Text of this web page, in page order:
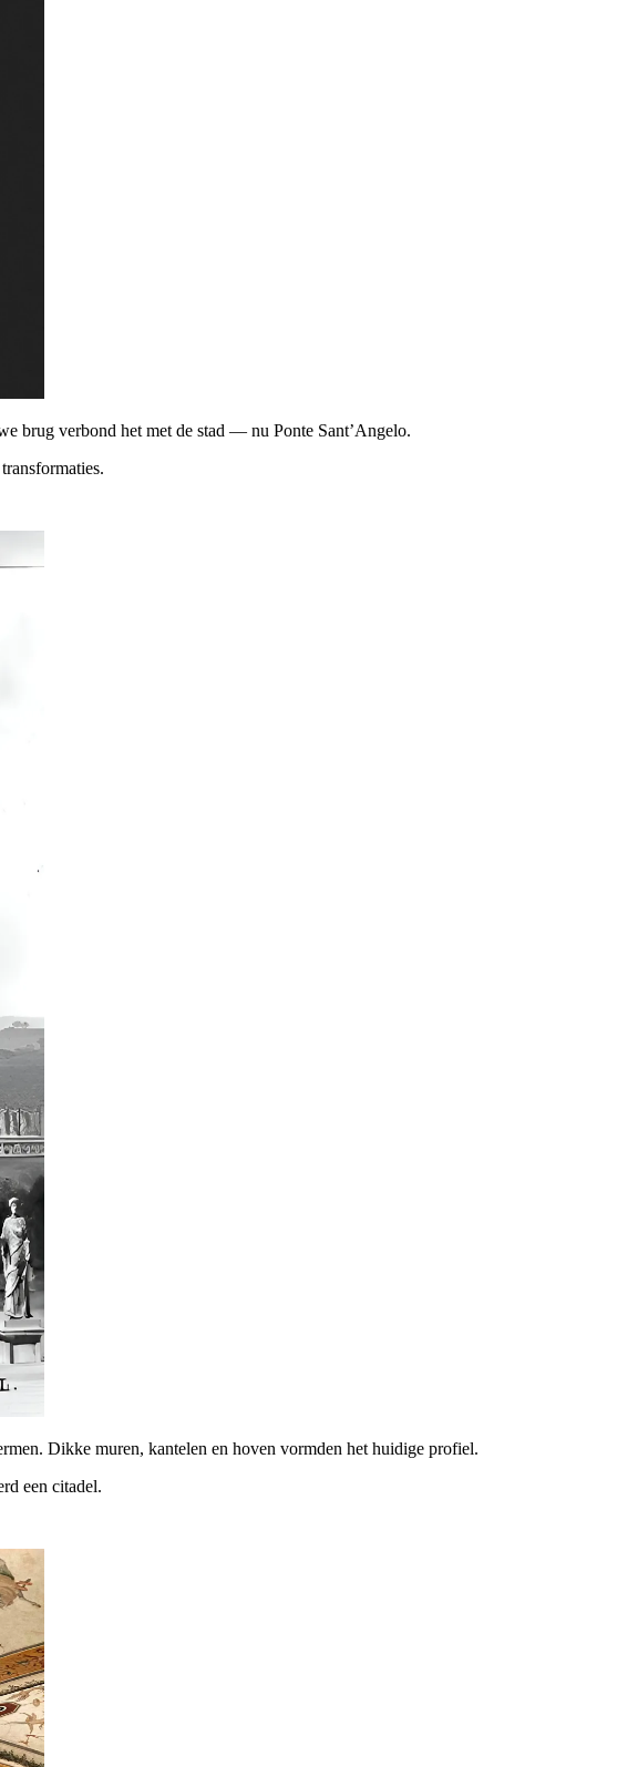
brug verbond het met de stad — nu Ponte Sant’Angelo.
Dikke muren, kantelen en hoven vormden het huidige profiel.
een citadel.